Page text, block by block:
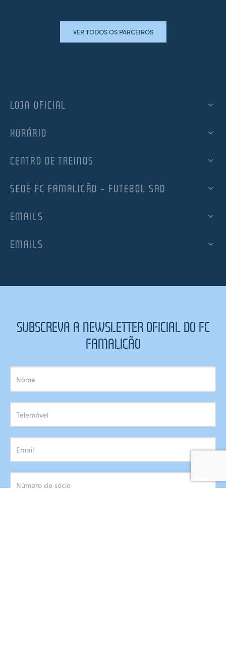
VER TODOS OS PARCEIROS
LOJA OFICIAL
HORÁRIO
CENTRO DE TREINOS
SEDE FC FAMALICÃO – FUTEBOL SAD
EMAILS
EMAILS
SUBSCREVA A NEWSLETTER OFICIAL DO FC
FAMALICÃO
Subscrição
Newsletter